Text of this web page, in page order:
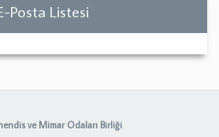
Posta Listesi
ve Mimar Odaları Birliği